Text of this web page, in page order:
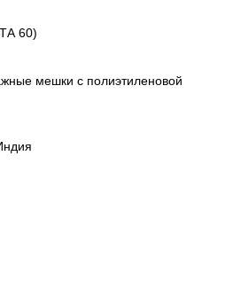
60)
мешки с полиэтиленовой